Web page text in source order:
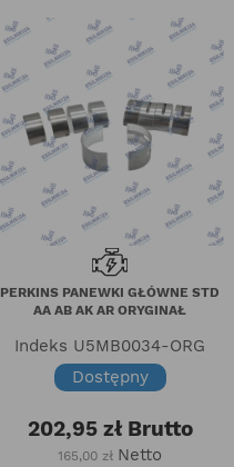
PERKINS PANEWKI GŁÓWNE STD
AA AB AK AR ORYGINAŁ
Indeks U5MB0034-ORG
Dostępny
202,95 złBrutto
165,00 zł Netto